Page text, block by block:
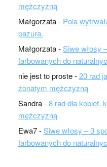
mężczyzną
Małgorzata- Pola
pazura.
Małgorzata-Siwe włosy
farbowanych do
nie jest to proste-20 rad
żonatym mężczyzną
Sandra-8 rad dla kobiet,
mężczyzną
Ewa7-Siwe włosy – 3
farbowanych do